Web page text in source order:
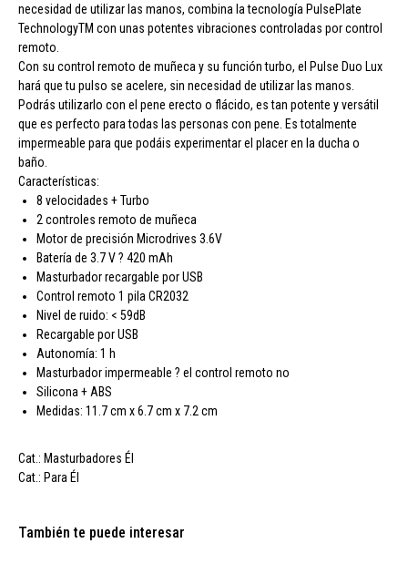
necesidad de utilizar las manos, combina la tecnología PulsePlate
TechnologyTM con unas potentes vibraciones controladas por control
remoto.
Con su control remoto de muñeca y su función turbo, el Pulse Duo Lux
hará que tu pulso se acelere, sin necesidad de utilizar las manos.
Podrás utilizarlo con el pene erecto o flácido, es tan potente y versátil
que es perfecto para todas las personas con pene. Es totalmente
impermeable para que podáis experimentar el placer en la ducha o
baño.
Características:
8 velocidades + Turbo
2 controles remoto de muñeca
Motor de precisión Microdrives 3.6V
Batería de 3.7 V ? 420 mAh
Masturbador recargable por USB
Control remoto 1 pila CR2032
Nivel de ruido: < 59dB
Recargable por USB
Autonomía: 1 h
Masturbador impermeable ? el control remoto no
Silicona + ABS
Medidas: 11.7 cm x 6.7 cm x 7.2 cm
Cat.: Masturbadores Él
Cat.: Para Él
También te puede interesar